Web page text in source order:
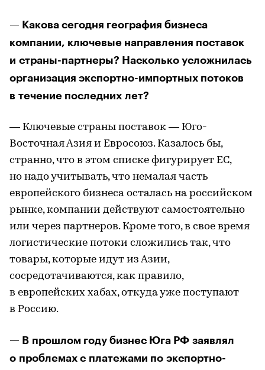
— Какова сегодня география бизнеса
компании, ключевые направления поставок
и страны-партнеры? Насколько усложнилась
организация экспортно-импортных потоков
в течение последних лет?
— Ключевые страны поставок — Юго-
Восточная Азия и Евросоюз. Казалось бы,
странно, что в этом списке фигурирует ЕС,
но надо учитывать, что немалая часть
европейского бизнеса осталась на российском
рынке, компании действуют самостоятельно
или через партнеров. Кроме того, в свое время
логистические потоки сложились так, что
товары, которые идут из Азии,
сосредотачиваются, как правило,
в европейских хабах, откуда уже поступают
в Россию.
— В прошлом году бизнес Юга РФ заявлял
о проблемах с платежами по экспортно-